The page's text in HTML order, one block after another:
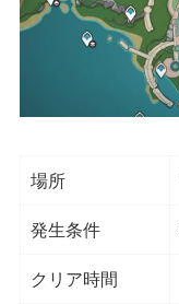
場所
発生条件
クリア時間